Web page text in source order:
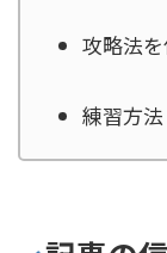
攻略法
練習方法